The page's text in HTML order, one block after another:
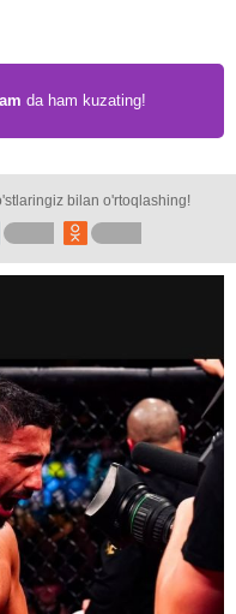
da ham kuzating!
bilan o'rtoqlashing!